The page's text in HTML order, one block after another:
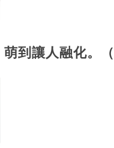
到讓人融化。